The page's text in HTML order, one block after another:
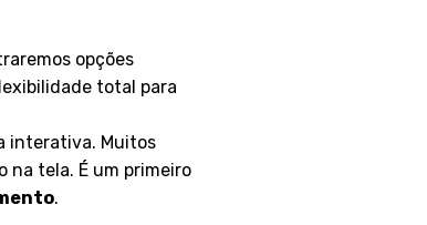
opções
total para
interativa. Muitos
na tela. É um primeiro
.